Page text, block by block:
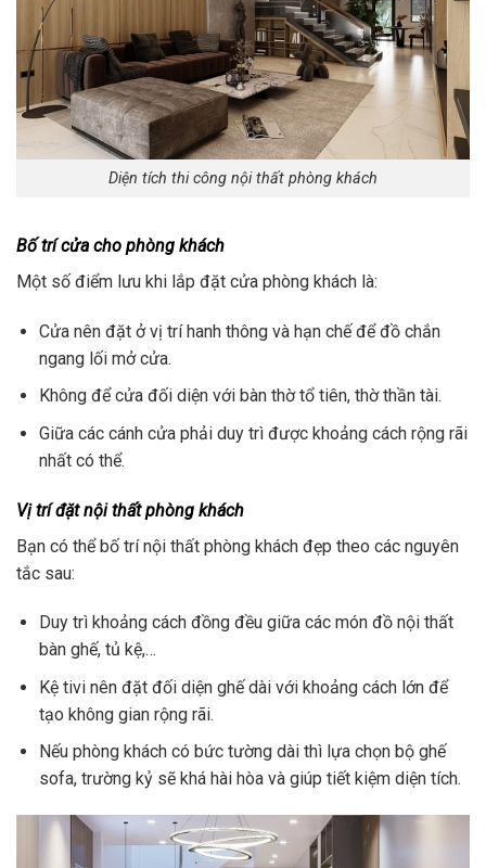
Diện tích thi công nội thất phòng khách
Bố trí cửa cho phòng khách
Một số điểm lưu khi lắp đặt cửa phòng khách là:
Cửa nên đặt ở vị trí hanh thông và hạn chế để đồ chắn
ngang lối mở cửa.
Không để cửa đối diện với bàn thờ tổ tiên, thờ thần tài.
Giữa các cánh cửa phải duy trì được khoảng cách rộng rãi
nhất có thể.
Vị trí đặt nội thất phòng khách
Bạn có thể bố trí nội thất phòng khách đẹp theo các nguyên
tắc sau:
Duy trì khoảng cách đồng đều giữa các món đồ nội thất
bàn ghế, tủ kệ,…
Kệ tivi nên đặt đối diện ghế dài với khoảng cách lớn để
tạo không gian rộng rãi.
Nếu phòng khách có bức tường dài thì lựa chọn bộ ghế
sofa, trường kỷ sẽ khá hài hòa và giúp tiết kiệm diện tích.